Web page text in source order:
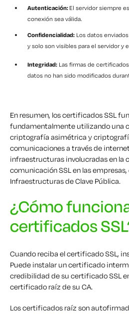
Autenticación: El servidor siempre
conexión sea válida.
Confidencialidad: Los datos
y solo son visibles para el servidor y
Integridad: Las firmas de
datos no han sido modificados
En resumen, los certificados SSL
fundamentalmente utilizando una
criptografía asimétrica y
comunicaciones a través de
infraestructuras involucradas en la
comunicación SSL en las
Infraestructuras de Clave Pública.
¿Cómo
certificados
Cuando reciba el certificado SSL,
Puede instalar un certificado
credibilidad de su certificado SSL
certificado raíz de su CA.
Los certificados raíz son